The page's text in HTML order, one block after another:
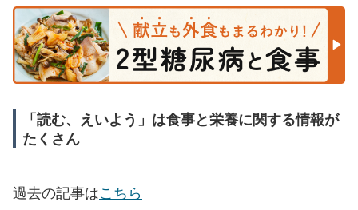
「読む、えいよう」は食事と栄養に関する情報が
たくさん
過去の記事はこちら